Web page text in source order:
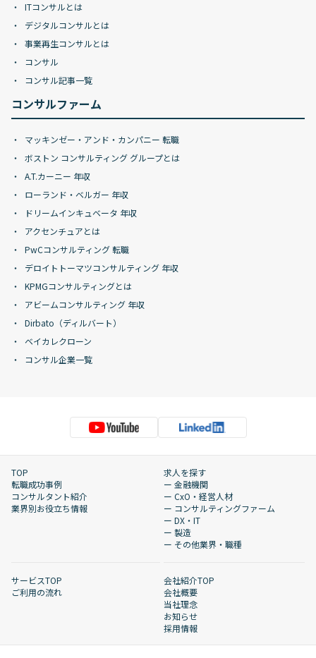
ITコンサルとは
デジタルコンサルとは
事業再生コンサルとは
コンサル
コンサル記事一覧
コンサルファーム
マッキンゼー・アンド・カンパニー 転職
ボストン コンサルティング グループとは
A.T.カーニー 年収
ローランド・ベルガー 年収
ドリームインキュベータ 年収
アクセンチュアとは
PwCコンサルティング 転職
デロイトトーマツコンサルティング 年収
KPMGコンサルティングとは
アビームコンサルティング 年収
Dirbato（ディルバート）
ベイカレクローン
コンサル企業一覧
TOP
転職成功事例
コンサルタント紹介
業界別お役立ち情報
求人を探す
ー 金融機関
ー CxO・経営人材
ー コンサルティングファーム
ー DX・IT
ー 製造
ー その他業界・職種
サービスTOP
ご利用の流れ
会社紹介TOP
会社概要
当社理念
お知らせ
採用情報